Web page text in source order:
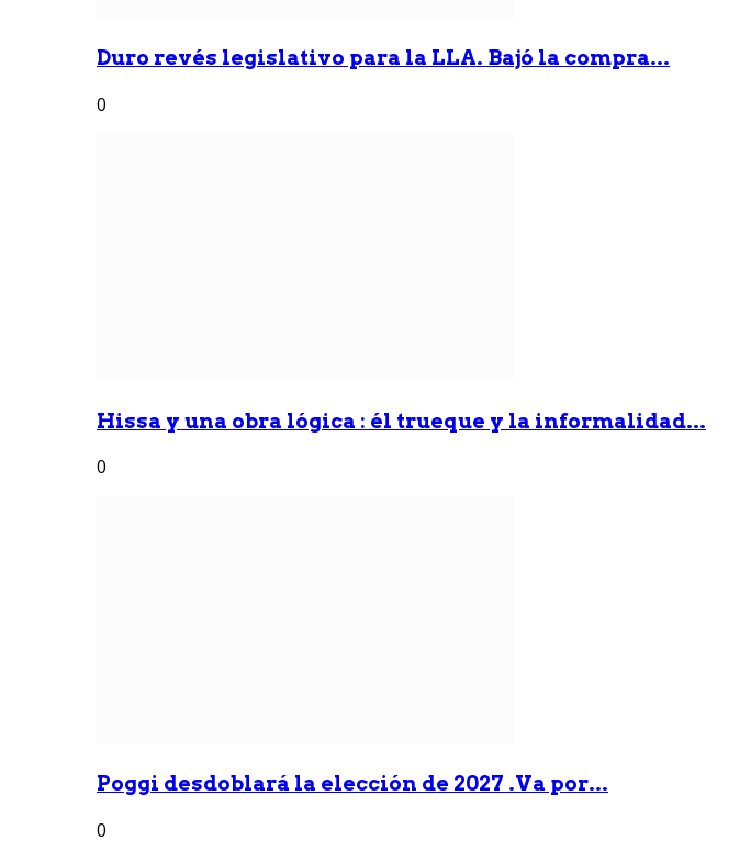
Duro revés legislativo para la LLA. Bajó la compra...
0
Hissa y una obra lógica : él trueque y la informalidad...
0
Poggi desdoblará la elección de 2027 .Va por...
0